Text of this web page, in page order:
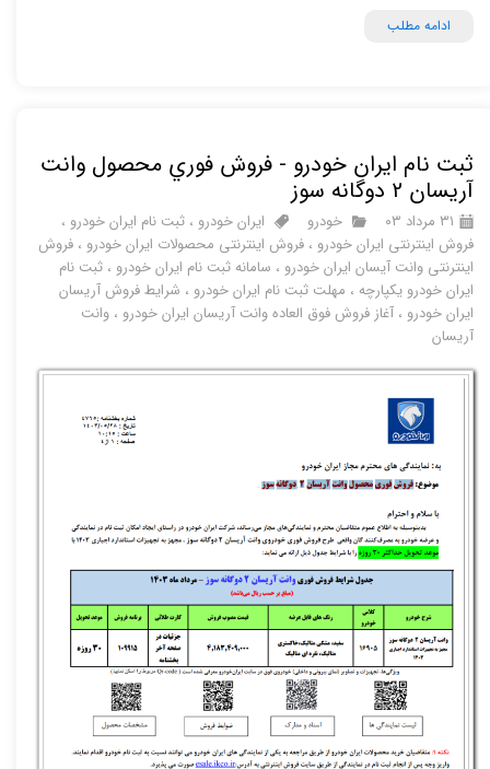
ادامه مطلب
ثبت نام ایران خودرو - فروش فوري محصول وانت
آريسان 2 دوگانه سوز
۳۱ مرداد ۰۳ خودرو ایران خودرو ،ثبت نام ایران خودرو ،
فروش اینترنتی ایران خودرو ،فروش اینترنتی محصولات ایران خودرو ،فروش
اینترنتی وانت آیسان ایران خودرو ، سامانه ثبت نام ایران خودرو ،ثبت نام
ایران خودرو یکپارچه ، مهلت ثبت نام ایران خودرو ، شرایط فروش آریسان
ایران خودرو ،آغاز فروش فوق العاده وانت آریسان ایران خودرو ،وانت
آریسان